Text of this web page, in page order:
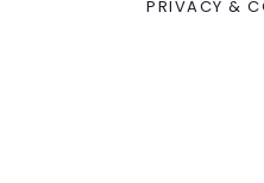
PRIVACY &